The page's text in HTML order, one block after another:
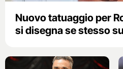
Nuovo tatuaggio per
si disegna se stesso